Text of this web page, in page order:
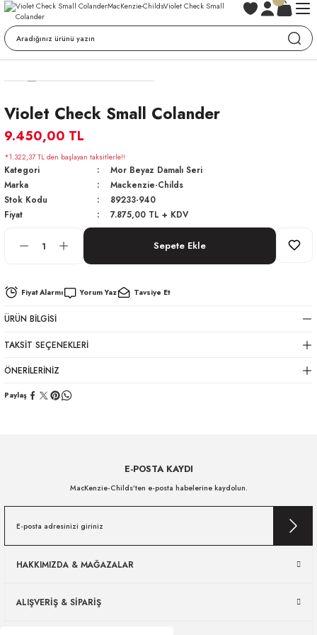
Violet Check Small Colander
9.450,00 TL
*1.322,37 TL den başlayan taksitlerle!!
Kategori
Mor Beyaz Damalı Seri
Marka
Mackenzie-Childs
Stok Kodu
89233-940
Fiyat
7.875,00 TL + KDV
Sepete Ekle
Fiyat Alarmı Yorum Yaz Tavsiye Et
ÜRÜN BILGISI
TAKSIT SEÇENEKLERI
ÖNERILERINIZ
Paylaş
E-POSTA KAYDI
MacKenzie-Childs’ten e-posta habelerine kaydolun.
HAKKIMIZDA & MAĞAZALAR
ALIŞVERİŞ & SİPARİŞ